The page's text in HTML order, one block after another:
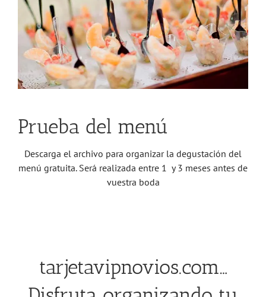
Prueba del menú
Descarga el archivo para organizar la degustación del
menú gratuita. Será realizada entre 1 y 3 meses antes de
vuestra boda
tarjetavipnovios.com…